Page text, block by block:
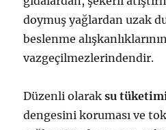
doymuş yağlardan uzak
beslenme
vazgeçilmezlerindendir.
Düzenli olaraksu
dengesini koruması ve